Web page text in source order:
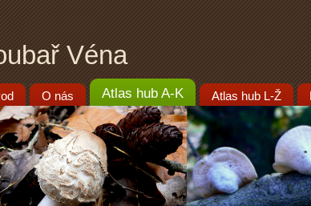
Véna
O nás Atlas hub A-K Atlas hub L-Ž